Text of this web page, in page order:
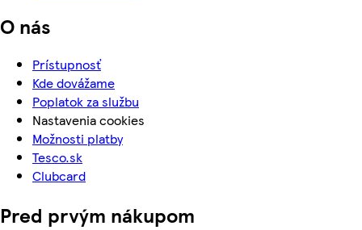
O nás
Prístupnosť
Kde dovážame
Poplatok za službu
Nastavenia cookies
Možnosti platby
Tesco.sk
Clubcard
Pred prvým nákupom